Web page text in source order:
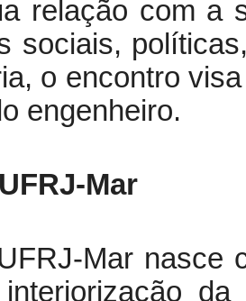
relação com a
sociais,
o encontro
engenheiro.
Mar
Mar nasce